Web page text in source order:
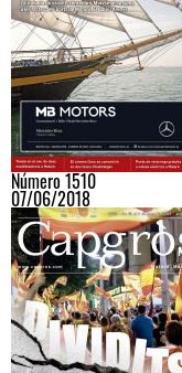
Número 1510
07/06/2018